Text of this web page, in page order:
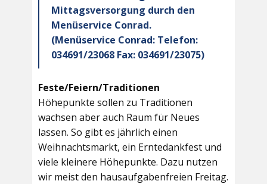
Mittagsversorgung durch den
Menüservice Conrad.
(Menüservice Conrad: Telefon:
034691/23068 Fax: 034691/23075)
Feste/Feiern/Traditionen
Höhepunkte sollen zu Traditionen
wachsen aber auch Raum für Neues
lassen. So gibt es jährlich einen
Weihnachtsmarkt, ein Erntedankfest und
viele kleinere Höhepunkte. Dazu nutzen
wir meist den hausaufgabenfreien Freitag.